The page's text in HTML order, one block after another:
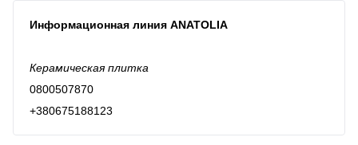
Информационная линия ANATOLIA
Керамическая плитка
0800507870
+380675188123